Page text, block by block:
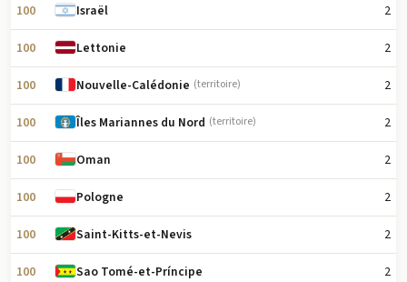
100 Israël 2
100 Lettonie 2
100 Nouvelle-Calédonie (territoire) 2
100 Îles Mariannes du Nord (territoire) 2
100 Oman 2
100 Pologne 2
100 Saint-Kitts-et-Nevis 2
100 Sao Tomé-et-Príncipe 2